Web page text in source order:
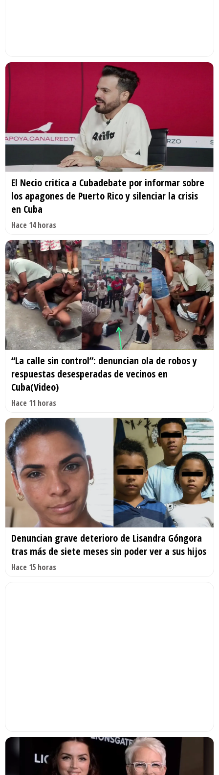
El Necio critica a Cubadebate por informar sobre
los apagones de Puerto Rico y silenciar la crisis
en Cuba
Hace 14 horas
“La calle sin control”: denuncian ola de robos y
respuestas desesperadas de vecinos en
Cuba(Video)
Hace 11 horas
Denuncian grave deterioro de Lisandra Góngora
tras más de siete meses sin poder ver a sus hijos
Hace 15 horas